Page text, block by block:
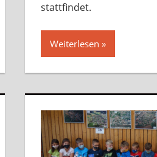
stattfindet.
Weiterlesen